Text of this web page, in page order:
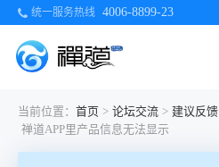
统一服务热线 4006-8899-23
当前位置： 首页 > 论坛交流 > 建议反馈
禅道APP里产品信息无法显示